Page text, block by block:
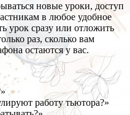
новые уроки, доступ
в любое удобное
урок сразу или отложить
раз, сколько вам
остаются у вас.
работу тьютора?»